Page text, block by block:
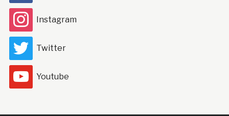
Instagram
Twitter
Youtube